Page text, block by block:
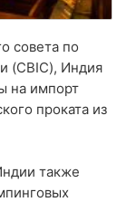
совета по
(CBIC), Индия
на импорт
проката из
также